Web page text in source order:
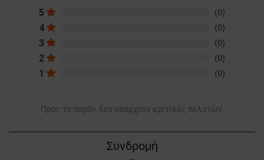
5 (0)
4 (0)
3 (0)
2 (0)
1 (0)
Προς το παρόν, δεν υπάρχουν κριτικές πελατών.
Συνδρομή